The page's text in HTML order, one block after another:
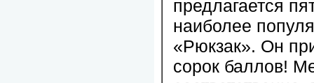
предлагается
наиболее
«Рюкзак». Он
сорок баллов!